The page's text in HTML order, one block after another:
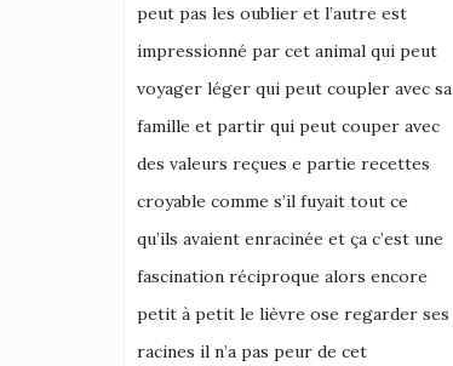
peut pas les oublier et l’autre est
impressionné par cet animal qui peut
voyager léger qui peut coupler avec sa
famille et partir qui peut couper avec
des valeurs reçues e partie recettes
croyable comme s’il fuyait tout ce
qu’ils avaient enracinée et ça c’est une
fascination réciproque alors encore
petit à petit le lièvre ose regarder ses
racines il n’a pas peur de cet